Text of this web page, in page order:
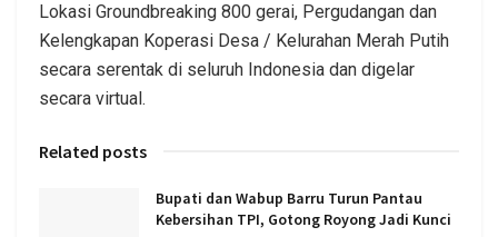
Lokasi Groundbreaking 800 gerai, Pergudangan dan
Kelengkapan Koperasi Desa / Kelurahan Merah Putih
secara serentak di seluruh Indonesia dan digelar
secara virtual.
Related posts
Bupati dan Wabup Barru Turun Pantau
Kebersihan TPI, Gotong Royong Jadi Kunci